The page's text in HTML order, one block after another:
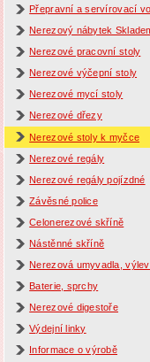
Přepravní a servírovací
Nerezový nábytek
Nerezové pracovní stoly
Nerezové výčepní stoly
Nerezové mycí stoly
Nerezové dřezy
Nerezové stoly k myčce
Nerezové regály
Nerezové regály pojízdné
Závěsné police
Celonerezové skříně
Nástěnné skříně
Nerezová umyvadla,
Baterie, sprchy
Nerezové digestoře
Výdejní linky
Informace o výrobě